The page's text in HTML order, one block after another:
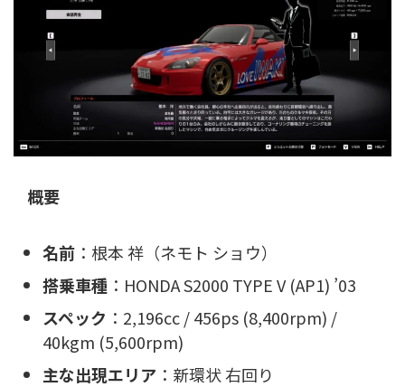
概要
名前 ：根本 祥（ネモト ショウ）
搭乗車種 ：HONDA S2000 TYPE V (AP1) ’03
スペック ：2,196cc / 456ps (8,400rpm) /
40kgm (5,600rpm)
主な出現エリア ：新環状 右回り